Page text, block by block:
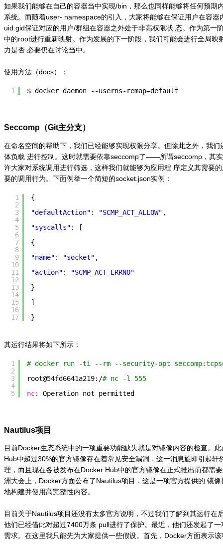
如果我们能够在自己的容器当中实现/bin，那么也同样能够将任何预期
系统。而随着user- namespace的引入，大家将能够在保证用户在容
uid:gid保证对应的用户/群组在容器之外处于非高权限状 态。作为第一
中的root进行重新映射。作为发展的下一阶段，我们可能会进行全局映
力是否 必要仍在讨论当中。
使用方法（docs）：
1 $ docker daemon --userns-remap=default
Seccomp（Git主分支）
在命名空间的帮助下，我们已经能够实现权限分享。但除此之外，我
体负载 进行控制。这时就需要依靠seccomp了——所谓seccomp，其
许大家对系统调用进行筛选，这样我们就能够为应用程 序定义其需要
要的调用行为。下面例举一个简短的socket.json实例：
1
2
3
4
5
6
7
8
9
10
11
12
13
14
15
16
17
{
"defaultAction" : "SCMP_ACT_ALLOW" ,
"syscalls" : [
{
"name" : "socket" ,
"action" :
"SCMP_ACT_ERRNO"
}
]
}
其运行结果将如下所示：
1
2
3
4
5
# docker run -ti --rm --security-opt
root@54fd6641a219:/# nc -l 555
nc: Operation not permitted
Nautilus项目
目前Docker生态系统中的一项重要功能缺失就是对镜像内容的检查。
Hub中超过30%的官方镜像存在着常见安全漏洞，这一消息旋即引起轩
理，而且现在各被发布在Docker Hub中的官方镜像在正式推出前都需
洲大会上，Docker方面公布了Nautilus项目，这是一项官方提供的 镜
地构建并使用高完整性内容。
目前关于Nautilus项目还没有太多官方说明，不过我们了解到其运行在
他们已经借此对超过7400万条 pull进行了保护。最近，他们还发起了
需求。在这里我只能先为大家提供一些假设。首先，Docker方面表示